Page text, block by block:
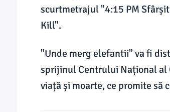
scurtmetrajul "4:15 PM
Kill".
"Unde merg elefantii" va fi
sprijinul Centrului Național al
viață și moarte, ce promite să